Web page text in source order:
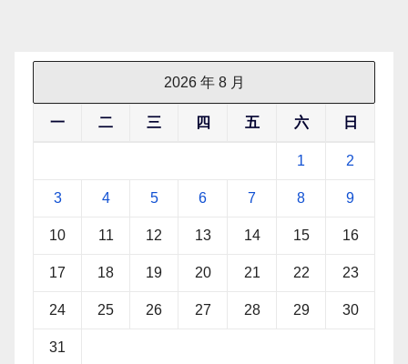
2026 年 8 月
一 二 三 四 五 六 日
1 2
3 4 5 6 7 8 9
10 11 12 13 14 15 16
17 18 19 20 21 22 23
24 25 26 27 28 29 30
31